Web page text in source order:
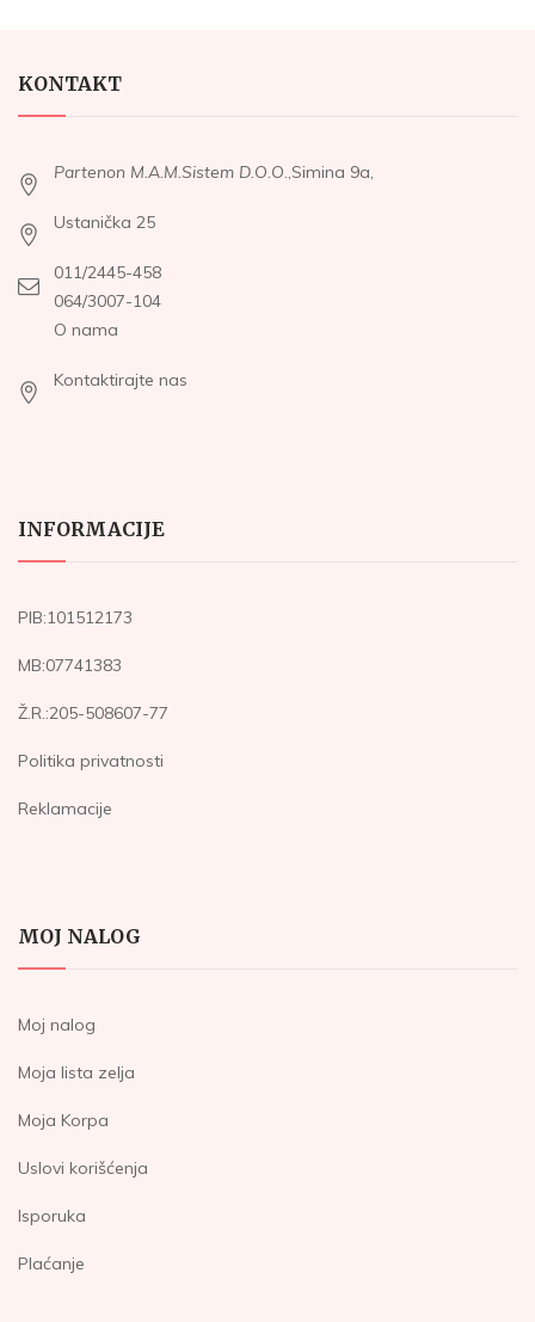
KONTAKT
Partenon M.A.M.Sistem D.O.O.,Simina 9a,
Ustanička 25
011/2445-458
064/3007-104
O nama
Kontaktirajte nas
INFORMACIJE
PIB:101512173
MB:07741383
Ž.R.:205-508607-77
Politika privatnosti
Reklamacije
MOJ NALOG
Moj nalog
Moja lista zelja
Moja Korpa
Uslovi korišćenja
Isporuka
Plaćanje